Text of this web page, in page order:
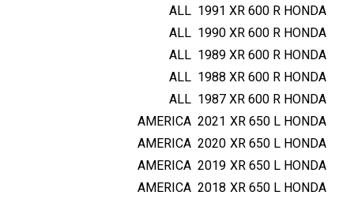
HONDA
XR 600 R
1991
ALL
HONDA
XR 600 R
1990
ALL
HONDA
XR 600 R
1989
ALL
HONDA
XR 600 R
1988
ALL
HONDA
XR 600 R
1987
ALL
HONDA
XR 650 L
2021
AMERICA
HONDA
XR 650 L
2020
AMERICA
HONDA
XR 650 L
2019
AMERICA
HONDA
XR 650 L
2018
AMERICA